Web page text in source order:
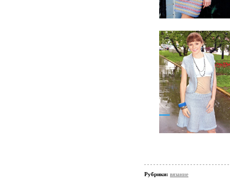
Рубрики: вязание